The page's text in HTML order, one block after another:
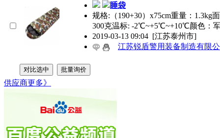
睡袋
规格:（190+30）x75cm重量：1.3kg
300克温标: -2℃~+5℃~+10℃颜色：
2019-03-13 09:04 [江苏泰州市]
江苏锐盾警用装备制造有限
供应商更多》